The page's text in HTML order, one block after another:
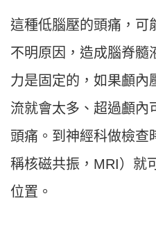
這種低腦壓的頭痛，可
不明原因，造成腦脊髓
力是固定的，如果顱內
流就會太多、超過顱內
頭痛。到神經科做檢查
稱核磁共振，MRI）就
位置。